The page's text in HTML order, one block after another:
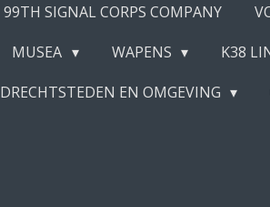
99TH SIGNAL CORPS COMPANY
MUSEA WAPENS K38
DRECHTSTEDEN EN OMGEVING